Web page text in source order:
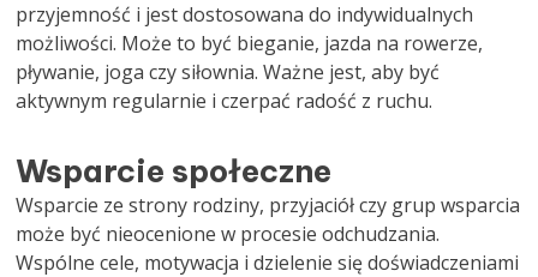
przyjemność i jest dostosowana do indywidualnych
możliwości. Może to być bieganie, jazda na rowerze,
pływanie, joga czy siłownia. Ważne jest, aby być
aktywnym regularnie i czerpać radość z ruchu.
Wsparcie społeczne
Wsparcie ze strony rodziny, przyjaciół czy grup wsparcia
może być nieocenione w procesie odchudzania.
Wspólne cele, motywacja i dzielenie się doświadczeniami